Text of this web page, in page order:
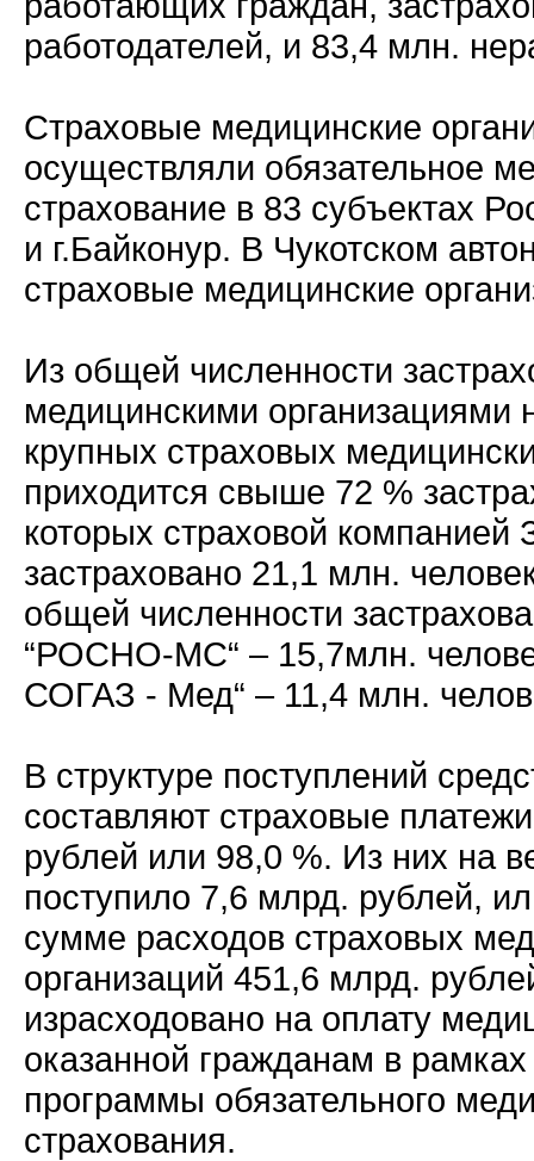
работодателей, и 83,4 млн.
Страховые медицинские
осуществляли обязательное
страхование в 83 субъектах
и г.Байконур. В Чукотском
страховые медицинские
Из общей численности
медицинскими организациями
крупных страховых
приходится свыше 72 %
которых страховой
застраховано 21,1 млн.
общей численности
“РОСНО-МС“ – 15,7млн.
СОГАЗ - Мед“ – 11,4 млн.
В структуре поступлений
составляют страховые
рублей или 98,0 %. Из них на
поступило 7,6 млрд. рублей,
сумме расходов страховых
организаций 451,6 млрд.
израсходовано на оплату
оказанной гражданам в
программы обязательного
страхования.